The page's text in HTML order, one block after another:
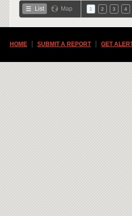
List Map 1 2 3 4
HOME SUBMIT A REPORT GET